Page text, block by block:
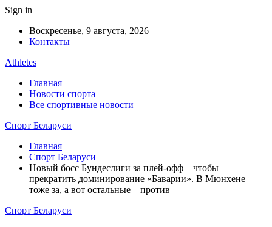
Sign in
Воскресенье, 9 августа, 2026
Контакты
Athletes
Главная
Новости спорта
Все спортивные новости
Спорт Беларуси
Главная
Спорт Беларуси
Новый босс Бундеслиги за плей-офф – чтобы
прекратить доминирование «Баварии». В Мюнхене
тоже за, а вот остальные – против
Спорт Беларуси